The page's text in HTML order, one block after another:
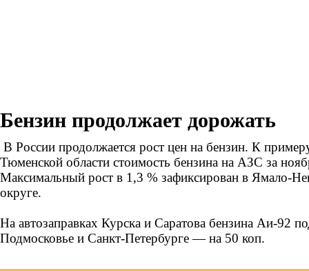
Бензин продолжает дорожать
В России продолжается рост цен на бензин. К
Тюменской области стоимость бензина на АЗС за
Максимальный рост в 1,3 % зафиксирован в Ямало-
округе.
На автозаправках Курска и Саратова бензина Аи-92
Подмосковье и Санкт-Петербурге — на 50 коп.